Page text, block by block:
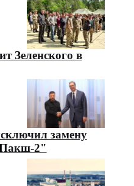
Зеленского в
замену
2"